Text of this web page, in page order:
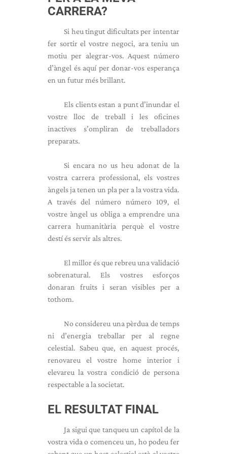
CARRERA?
Si heu tingut dificultats per intentar
fer sortir el vostre negoci, ara teniu un
motiu per alegrar-vos. Aquest número
d’àngel és aquí per donar-vos esperança
en un futur més brillant.
Els clients estan a punt d’inundar el
vostre lloc de treball i les oficines
inactives s’ompliran de treballadors
preparats.
Si encara no us heu adonat de la
vostra carrera professional, els vostres
àngels ja tenen un pla per a la vostra vida.
A través del número número 109, el
vostre àngel us obliga a emprendre una
carrera humanitària perquè el vostre
destí és servir als altres.
El millor és que rebreu una validació
sobrenatural. Els vostres esforços
donaran fruits i seran visibles per a
tothom.
No considereu una pèrdua de temps
ni d’energia treballar per al regne
celestial. Sabeu que, en aquest procés,
renovareu el vostre home interior i
elevareu la vostra condició de persona
respectable a la societat.
EL RESULTAT FINAL
Ja sigui que tanqueu un capítol de la
vostra vida o comenceu un, ho podeu fer